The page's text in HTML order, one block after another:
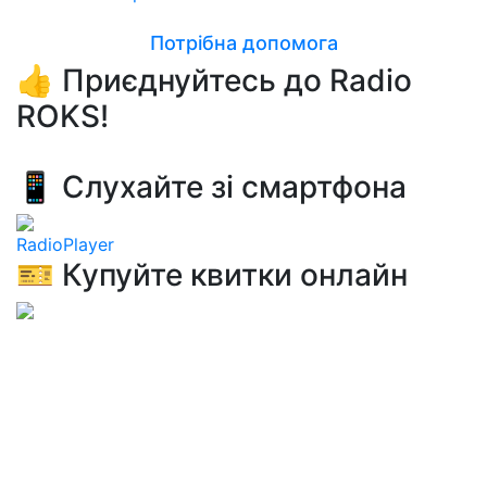
Потрібна допомога
👍 Приєднуйтесь до Radio
ROKS!
📱 Слухайте зі смартфона
RadioPlayer
🎫 Купуйте квитки онлайн